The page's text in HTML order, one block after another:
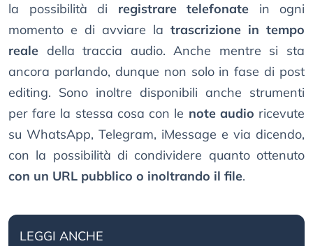
la possibilità di registrare telefonate in ogni
momento e di avviare la trascrizione in tempo
reale della traccia audio. Anche mentre si sta
ancora parlando, dunque non solo in fase di post
editing. Sono inoltre disponibili anche strumenti
per fare la stessa cosa con le note audio ricevute
su WhatsApp, Telegram, iMessage e via dicendo,
con la possibilità di condividere quanto ottenuto
con un URL pubblico o inoltrando il file.
LEGGI ANCHE